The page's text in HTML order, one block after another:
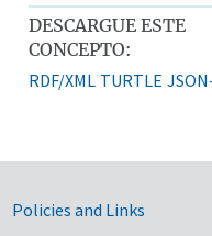
DESCARGUE ESTE
CONCEPTO:
RDF/XML TURTLE
Government
Policies and Links